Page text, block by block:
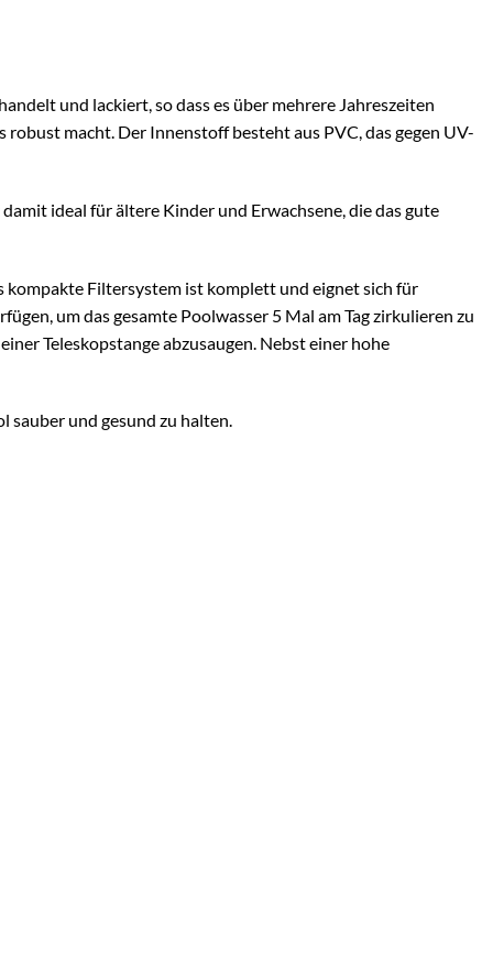
und lackiert, so dass es über mehrere Jahreszeiten
macht. Der Innenstoff besteht aus PVC, das gegen UV-
ideal für ältere Kinder und Erwachsene, die das gute
kompakte Filtersystem ist komplett und eignet sich für
um das gesamte Poolwasser 5 Mal am Tag zirkulieren zu
Teleskopstange abzusaugen. Nebst einer hohe
sauber und gesund zu halten.